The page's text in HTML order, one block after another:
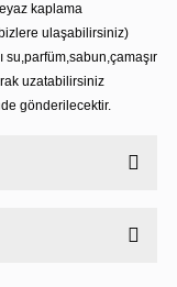
kaplama
ulaşabilirsiniz)
su,parfüm,sabun,çamaşır
uzatabilirsiniz
gönderilecektir.